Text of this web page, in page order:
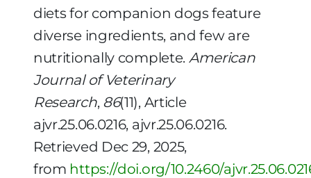
diets for companion dogs feature
diverse ingredients, and few are
nutritionally complete. American
Journal of Veterinary
Research, 86(11), Article
ajvr.25.06.0216, ajvr.25.06.0216.
Retrieved Dec 29, 2025,
from https://doi.org/10.2460/